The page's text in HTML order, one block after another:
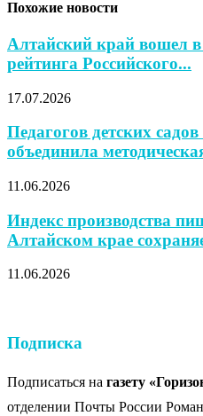
Похожие новости
Алтайский край вошел
рейтинга Российского...
17.07.2026
Педагогов детских
объединила
11.06.2026
Индекс производства
Алтайском крае
11.06.2026
Подписка
Подписаться на газету
отделении Почты России